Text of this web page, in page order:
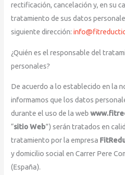
rectificación, cancelación y, en su
tratamiento de sus datos
siguiente dirección:
¿Quién es el responsable del
personales?
De acuerdo a lo establecido en la
informamos que los datos
durante el uso de la web
“sitio Web”) serán tratados en
tratamiento por la empresa
y domicilio social en Carrer Pere
(España).